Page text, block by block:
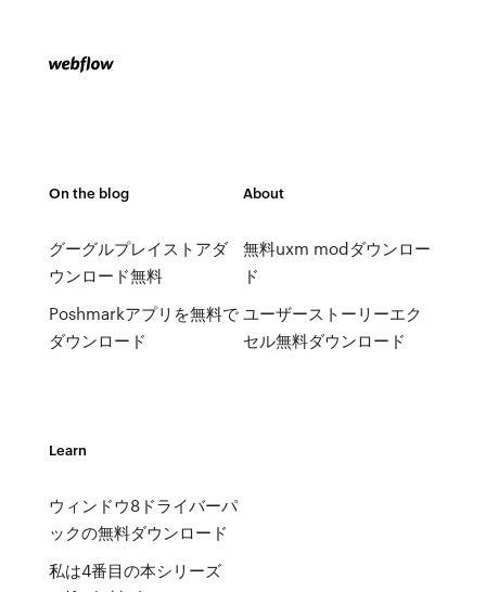
On the blog
グーグルプレイストアダ
ウンロード無料
Poshmarkアプリを無料で
ダウンロード
About
無料uxm modダウンロー
ド
ユーザーストーリーエク
セル無料ダウンロード
Learn
ウィンドウ8ドライバーパ
ックの無料ダウンロード
私は4番目の本シリーズ